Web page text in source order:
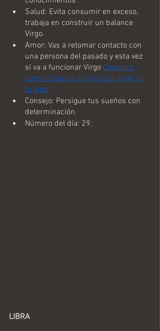
Salud: Evita consumir en exceso,
trabaja en construir un balance
Virgo.
Amor: Vas a retomar contacto con
una persona del pasado y esta vez
sí va a funcionar Virgo Consulta
cómo atraer la energía del amor a
tu vida.
Consejo: Persigue tus sueños con
determinación.
Número del día: 29.
LIBRA